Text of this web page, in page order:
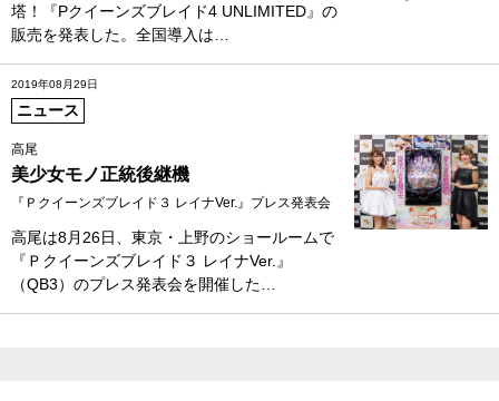
塔！『Pクイーンズブレイド4 UNLIMITED』の
販売を発表した。全国導入は…
2019年08月29日
ニュース
高尾
美少女モノ正統後継機
『Ｐクイーンズブレイド３ レイナVer.』プレス発表会
高尾は8月26日、東京・上野のショールームで
『Ｐクイーンズブレイド３ レイナVer.』
（QB3）のプレス発表会を開催した…